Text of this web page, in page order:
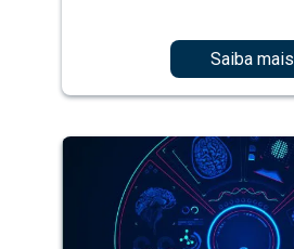
Saiba mais